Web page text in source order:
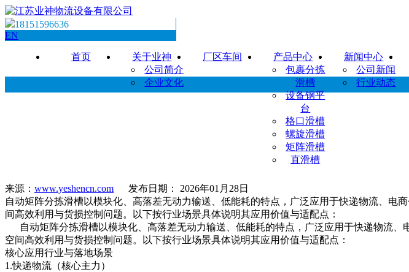
18151596636
EN
首页
关于业神
公司简介
企业文化
厂区车间
产品中心
包裹分拣
滑槽
设备钢平
台
格口滑槽
螺旋滑槽
矩阵滑槽
直滑槽
新闻中心
公司新闻
行业动态
来源： www.yeshencn.com 发布日期： 2026年01月28日
自动矩阵分拣滑槽以模块化、高落差无动力输送、低能耗的特点，广泛应用于快递物流、电
间高效利用与货损控制问题。以下按行业场景具体说明其应用价值与适配点：
自动矩阵分拣滑槽以模块化、高落差无动力输送、低能耗的特点，广泛应用于快递物流、
空间高效利用与货损控制问题。以下按行业场景具体说明其应用价值与适配点：
核心应用行业与落地场景
1.快递物流（核心主力）